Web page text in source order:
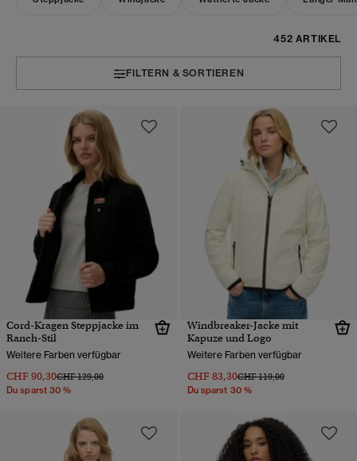
452 ARTIKEL
FILTERN & SORTIEREN
Cord-Kragen Steppjacke im
Ranch-Stil
Weitere Farben verfügbar
CHF 90,30Preis wurde reduziert von
CHF 129,00bis
Du sparst 30 %
Windbreaker-Jacke mit
Kapuze und Logo
Weitere Farben verfügbar
CHF 83,30Preis wurde reduziert von
CHF 119,00bis
Du sparst 30 %